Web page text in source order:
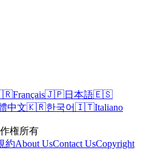
Français🇯🇵日本語🇪🇸
中文🇰🇷한국어🇮🇹Italiano
権所有
約About UsContact UsCopyright